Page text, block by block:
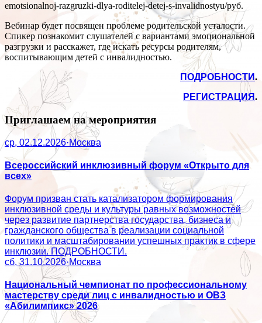
emotsionalnoj-razgruzki-dlya-roditelej-detej-s-invalidnostyu/руб.
Вебинар будет посвящен проблеме родительской усталости.
Спикер познакомит слушателей с вариантами эмоциональной
разгрузки и расскажет, где искать ресурсы родителям,
воспитывающим детей с инвалидностью.
ПОДРОБНОСТИ.
РЕГИСТРАЦИЯ.
Приглашаем на мероприятия
ср, 02.12.2026·Москва
Всероссийский инклюзивный форум «Открыто для
всех»
Форум призван стать катализатором формирования
инклюзивной среды и культуры равных возможностей
через развитие партнерства государства, бизнеса и
гражданского общества в реализации социальной
политики и масштабировании успешных практик в сфере
инклюзии. ПОДРОБНОСТИ.
сб, 31.10.2026·Москва
Национальный чемпионат по профессиональному
мастерству среди лиц с инвалидностью и ОВЗ
«Абилимпикс» 2026